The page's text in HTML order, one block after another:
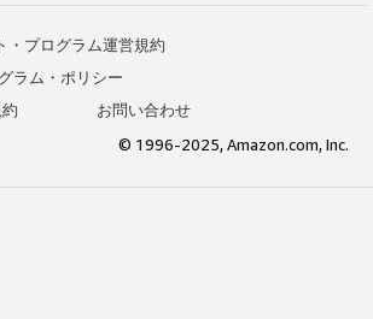
・プログラム運営規約
ラム・ポリシー
お問い合わせ
© 1996-2025, Amazon.com, Inc.